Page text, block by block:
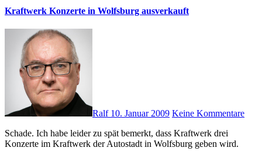
Kraftwerk Konzerte in Wolfsburg ausverkauft
Ralf 10. Januar 2009 Keine Kommentare
Schade. Ich habe leider zu spät bemerkt, dass Kraftwerk drei
Konzerte im Kraftwerk der Autostadt in Wolfsburg geben wird.